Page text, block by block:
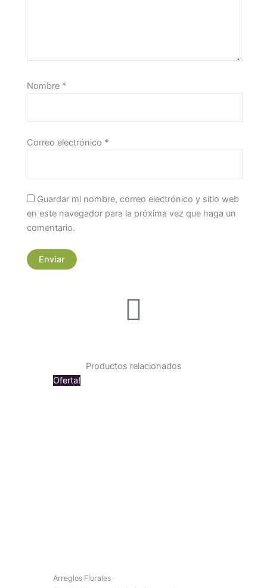
Nombre *
Correo electrónico *
Guardar mi nombre, correo electrónico y sitio web
en este navegador para la próxima vez que haga un
comentario.
Productos relacionados
Oferta!
Arreglos Florales